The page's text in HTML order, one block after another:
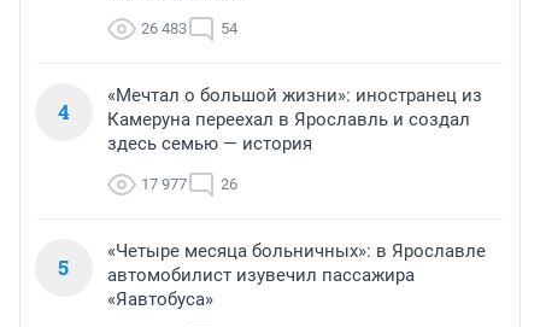
26 483 54
4
«Мечтал о большой жизни»: иностранец из
Камеруна переехал в Ярославль и создал
здесь семью — история
17 977 26
5
«Четыре месяца больничных»: в Ярославле
автомобилист изувечил пассажира
«Яавтобуса»